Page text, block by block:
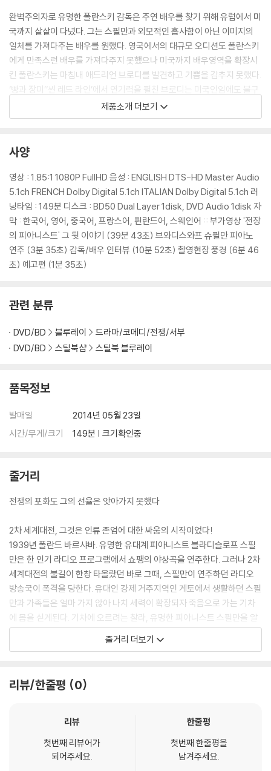
완벽주의자로 유명한 폴란스키 감독은 주연 배우를 찾기 위해 유럽에서 미
국까지 샅샅이 다녔다. 그는 스필만과 외모적인 흡사함이 아닌 이미지의
일체를 가져다주는 배우를 원했다. 영국에서의 대규모 오디션도 폴란스키
에게 만족스런 배우를 가져다주지 못했으나 미국까지 배우영역을 확장시
킨 폴란스키는 마침내 애드리언 브로디를 발견하고 기쁨을 감추지 못했다.
‘빵과 장미’‘씬 레드 라인’에서 연기력을 펼친 브로디는 미국인임에도 불구
하고 전시의 공포에서 살아남는 폴란드 예술가 스필만의 감정을 세심하게
연기해내었다. 한편, 폴란스키는 주연뿐만 아니라 잠깐 스치는 보조연기자
그대로 전달할 수 있는 보조연기자들을 수 천명의 인터뷰와 사진촬영 등을
번 유년시절의 공포를 경험하게 할만큼 섬뜩한 분위기를 던져내었다.
DVD/ Blu-ray 구매시 참고 사항 안내드립니다.
※ 4K블루레이, 3D 블루레이 재생 관련 안내
1) 4K UHD 디스크는 대용량의 데이터 전송이 필요하므로 4K전용 플레
이어를 사용하셔야 합니다. 더불어 플레이어 소프트웨어 최신 버전의 업데
니다.
※ 아웃케이스/구성품/포장 상태
1) 제작/배송 과정에서 경미한 아웃케이스 주름, 모서리 눌림 및 갈라짐이
2) 스틸북 케이스 제작 과정에서 기포 혹은 경미한 인쇄 오류가 발생할 수
있습니다.
3) 렌티큘러 스틸북의 경우, 보호필름이 붙어 판매되기도 합니다. 보호필
름 손상에 의한 교환/반품은 불가합니다.
5) 아웃케이스/구성품/포장 상태 불량에 의한 교환/반품 신청시 불량 확
인을 위해 개봉 시의 동영상을 요청할 수 있으며, 동영상이 없는 경우 교
※ 디스크 재생 불량
1) 기기 문제로 인해 발생하는 재생 불량 현상에 대해서는 반품/교환이 불
가하니 최신 소프트웨어로 업데이트된 DVD/BD 전용 기기에서 재생하실
것을 권유해 드립니다.
2) 정전기와 먼지로 인해 재생이 원활하지 않은 경우가 있습니다. 디스크
를 마른 천으로 닦으시거나, DVD 클리너 등 전용 제품을 이용하면 대부분
해결됩니다.
3) 일부 PC 연결형 ODD의 경우 호환 상의 문제로 정상적인 디스크도 재
생이 불가능한 경우가 있습니다. 독립형 전용 플레이어 사용을 권장드리
생할 수 있음을 알려드립니다.
디스크에 미세한 잔 흠집이 남아있거나 인쇄 면이 깨끗하지 않은 경우가
있으며, 상품의 불량이 아닙니다. 단, 재생에 이상이 있는 경우에는 불량으
로 인한 반품/교환이 가능합니다.
제품소개 더보기
사양
영상 : 1.85:1 1080P FullHD 음성 : ENGLISH DTS-HD Master Audio
5.1ch FRENCH Dolby Digital 5.1ch ITALIAN Dolby Digital 5.1ch 러
닝타임 : 149분 디스크 : BD50 Dual Layer 1disk, DVD Audio 1disk 자
막 : 한국어, 영어, 중국어, 프랑스어, 핀란드어, 스웨인어 :: 부가영상 '전장
의 피아니스트' 그 뒷 이야기 (39분 43초) 브와디스와프 슈필만 피아노
연주 (3분 35초) 감독/배우 인터뷰 (10분 52초) 촬영현장 풍경 (6분 46
초) 예고편 (1분 35초)
관련 분류
DVD/BD 블루레이
드라마/코메디/전쟁/서부
DVD/BD
스틸북샵 스틸북 블루레이
품목정보
발매일
2014년 05월 23일
시간/무게/크기
149분 | 크기확인중
줄거리
전쟁의 포화도 그의 선율은 앗아가지 못했다
2차 세계대전, 그것은 인류 존엄에 대한 싸움의 시작이었다!
1939년 폴란드 바르샤바. 유명한 유대계 피아니스트 블라디슬로프 스필
만은 한 인기 라디오 프로그램에서 쇼팽의 야상곡을 연주한다. 그러나 2차
세계대전의 불길이 한창 타올랐던 바로 그때, 스필만이 연주하던 라디오
방송국이 폭격을 당한다. 유대인 강제 거주지역인 게토에서 생활하던 스필
만과 가족들은 얼마 가지 않아 나치 세력이 확장되자 죽음으로 가는 기차
에 몸을 싣게된다. 기차에 오르려는 찰라, 유명한 피아니스트 스필만을 알
아본 군인들은 그를 제지한다. 가족을 죽음으로 내보내고 간신히 목숨만을
구한 스필만. 몇몇 사람들의 도움으로 나치들의 눈을 피해 숨어 다니며, 폭
전쟁과 평화, 동지와 적군의 경계를 순식간에 무너뜨릴 선율이 울려퍼지
허기와 추위, 고독과 공포 속에서 마지막까지 생존을 지켜나가던 스필만.
히 혼자가 되어 자신만의 은신처에서 끈질기게 생존을 유지한다.
줄거리 더보기
리뷰/한줄평 0
리뷰
첫번째 리뷰어가
되어주세요.
한줄평
첫번째 한줄평을
남겨주세요.